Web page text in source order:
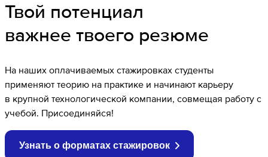
Твой потенциал
важнее твоего резюме
На наших оплачиваемых стажировках студенты
применяют теорию на практике и начинают карьеру
в крупной технологической компании, совмещая работу с
учебой. Присоединяйся!
Узнать о форматах стажировок